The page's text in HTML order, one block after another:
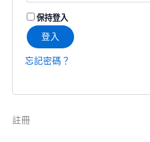
保持登入
登入
忘記密碼？
註冊